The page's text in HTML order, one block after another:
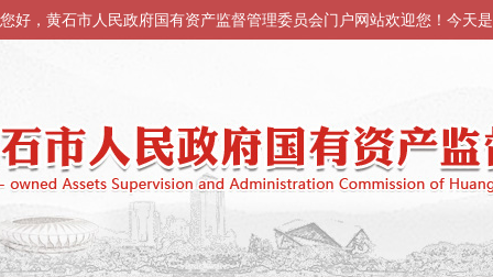
您好，黄石市人民政府国有资产监督管理委员会门户网站欢迎您！今天是